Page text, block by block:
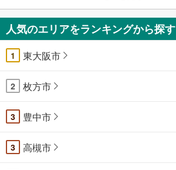
人気のエリアをランキングから探す
1 東大阪市
2 枚方市
3 豊中市
3 高槻市